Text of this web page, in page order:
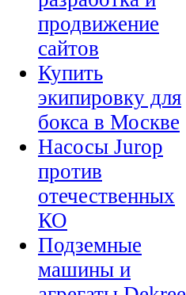
продвижение
сайтов
Купить
экипировку для
бокса в Москве
Насосы Jurop
против
отечественных
КО
Подземные
машины и